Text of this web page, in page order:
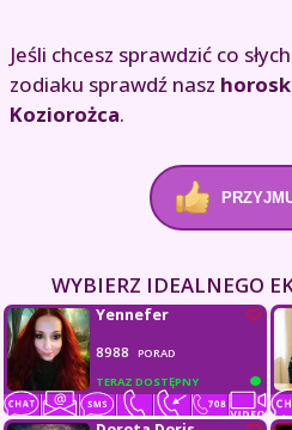
Jeśli chcesz sprawdzić co
zodiaku sprawdź nasz
Koziorożca.
WYBIERZ IDEALNEGO
TERAZ DOSTĘPNY
Yennefer
8988
PORAD